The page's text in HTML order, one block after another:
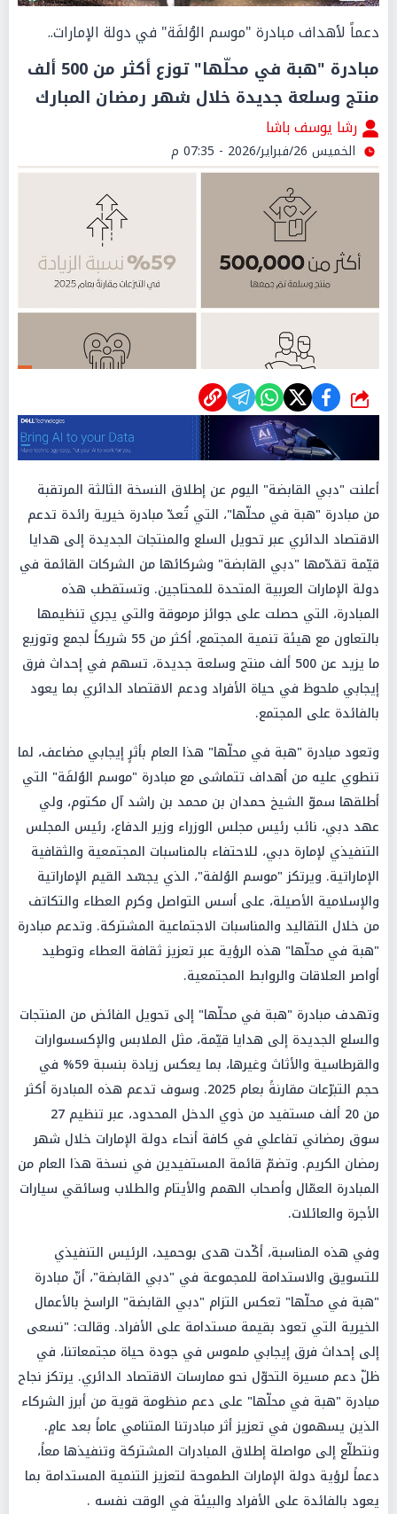
دعماً لأهداف مبادرة "موسم الوُلفَة" في دولة الإمارات..
مبادرة "هبة في محلّها" توزع أكثر من 500 ألف
منتج وسلعة جديدة خلال شهر رمضان المبارك
رشا يوسف باشا
الخميس 26/فبراير/2026 - 07:35 م
شارك
أعلنت "دبي القابضة" اليوم عن إطلاق النسخة الثالثة المرتقبة
من مبادرة "هبة في محلّها"، التي تُعدّ مبادرة خيرية رائدة تدعم
الاقتصاد الدائري عبر تحويل السلع والمنتجات الجديدة إلى هدايا
قيّمة تقدّمها "دبي القابضة" وشركائها من الشركات القائمة في
دولة الإمارات العربية المتحدة للمحتاجين. وتستقطب هذه
المبادرة، التي حصلت على جوائز مرموقة والتي يجري تنظيمها
بالتعاون مع هيئة تنمية المجتمع، أكثر من 55 شريكاً لجمع وتوزيع
ما يزيد عن 500 ألف منتج وسلعة جديدة، تسهم في إحداث فرق
إيجابي ملحوظ في حياة الأفراد ودعم الاقتصاد الدائري بما يعود
بالفائدة على المجتمع.
وتعود مبادرة "هبة في محلّها" هذا العام بأثرٍ إيجابي مضاعف، لما
تنطوي عليه من أهداف تتماشى مع مبادرة "موسم الوُلفَة" التي
أطلقها سموّ الشيخ حمدان بن محمد بن راشد آل مكتوم، ولي
عهد دبي، نائب رئيس مجلس الوزراء وزير الدفاع، رئيس المجلس
التنفيذي لإمارة دبي، للاحتفاء بالمناسبات المجتمعية والثقافية
الإماراتية. ويرتكز "موسم الوُلفة"، الذي يجسّد القيم الإماراتية
والإسلامية الأصيلة، على أسس التواصل وكرم العطاء والتكاتف
من خلال التقاليد والمناسبات الاجتماعية المشتركة. وتدعم مبادرة
"هبة في محلّها" هذه الرؤية عبر تعزيز ثقافة العطاء وتوطيد
أواصر العلاقات والروابط المجتمعية.
وتهدف مبادرة "هبة في محلّها" إلى تحويل الفائض من المنتجات
والسلع الجديدة إلى هدايا قيّمة، مثل الملابس والإكسسوارات
والقرطاسية والأثاث وغيرها، بما يعكس زيادة بنسبة 59% في
حجم التبرّعات مقارنةً بعام 2025. وسوف تدعم هذه المبادرة أكثر
من 20 ألف مستفيد من ذوي الدخل المحدود، عبر تنظيم 27
سوق رمضاني تفاعلي في كافة أنحاء دولة الإمارات خلال شهر
رمضان الكريم. وتضمّ قائمة المستفيدين في نسخة هذا العام من
المبادرة العمّال وأصحاب الهمم والأيتام والطلاب وسائقي سيارات
الأجرة والعائلات.
وفي هذه المناسبة، أكّدت هدى بوحميد، الرئيس التنفيذي
للتسويق والاستدامة للمجموعة في "دبي القابضة"، أنّ مبادرة
"هبة في محلّها" تعكس التزام "دبي القابضة" الراسخ بالأعمال
الخيرية التي تعود بقيمة مستدامة على الأفراد. وقالت: "نسعى
إلى إحداث فرق إيجابي ملموس في جودة حياة مجتمعاتنا، في
ظلّ دعم مسيرة التحوّل نحو ممارسات الاقتصاد الدائري. يرتكز نجاح
مبادرة "هبة في محلّها" على دعم منظومة قوية من أبرز الشركاء
الذين يسهمون في تعزيز أثر مبادرتنا المتنامي عاماً بعد عامٍ.
ونتطلّع إلى مواصلة إطلاق المبادرات المشتركة وتنفيذها معاً،
دعماً لرؤية دولة الإمارات الطموحة لتعزيز التنمية المستدامة بما
يعود بالفائدة على الأفراد والبيئة في الوقت نفسه .